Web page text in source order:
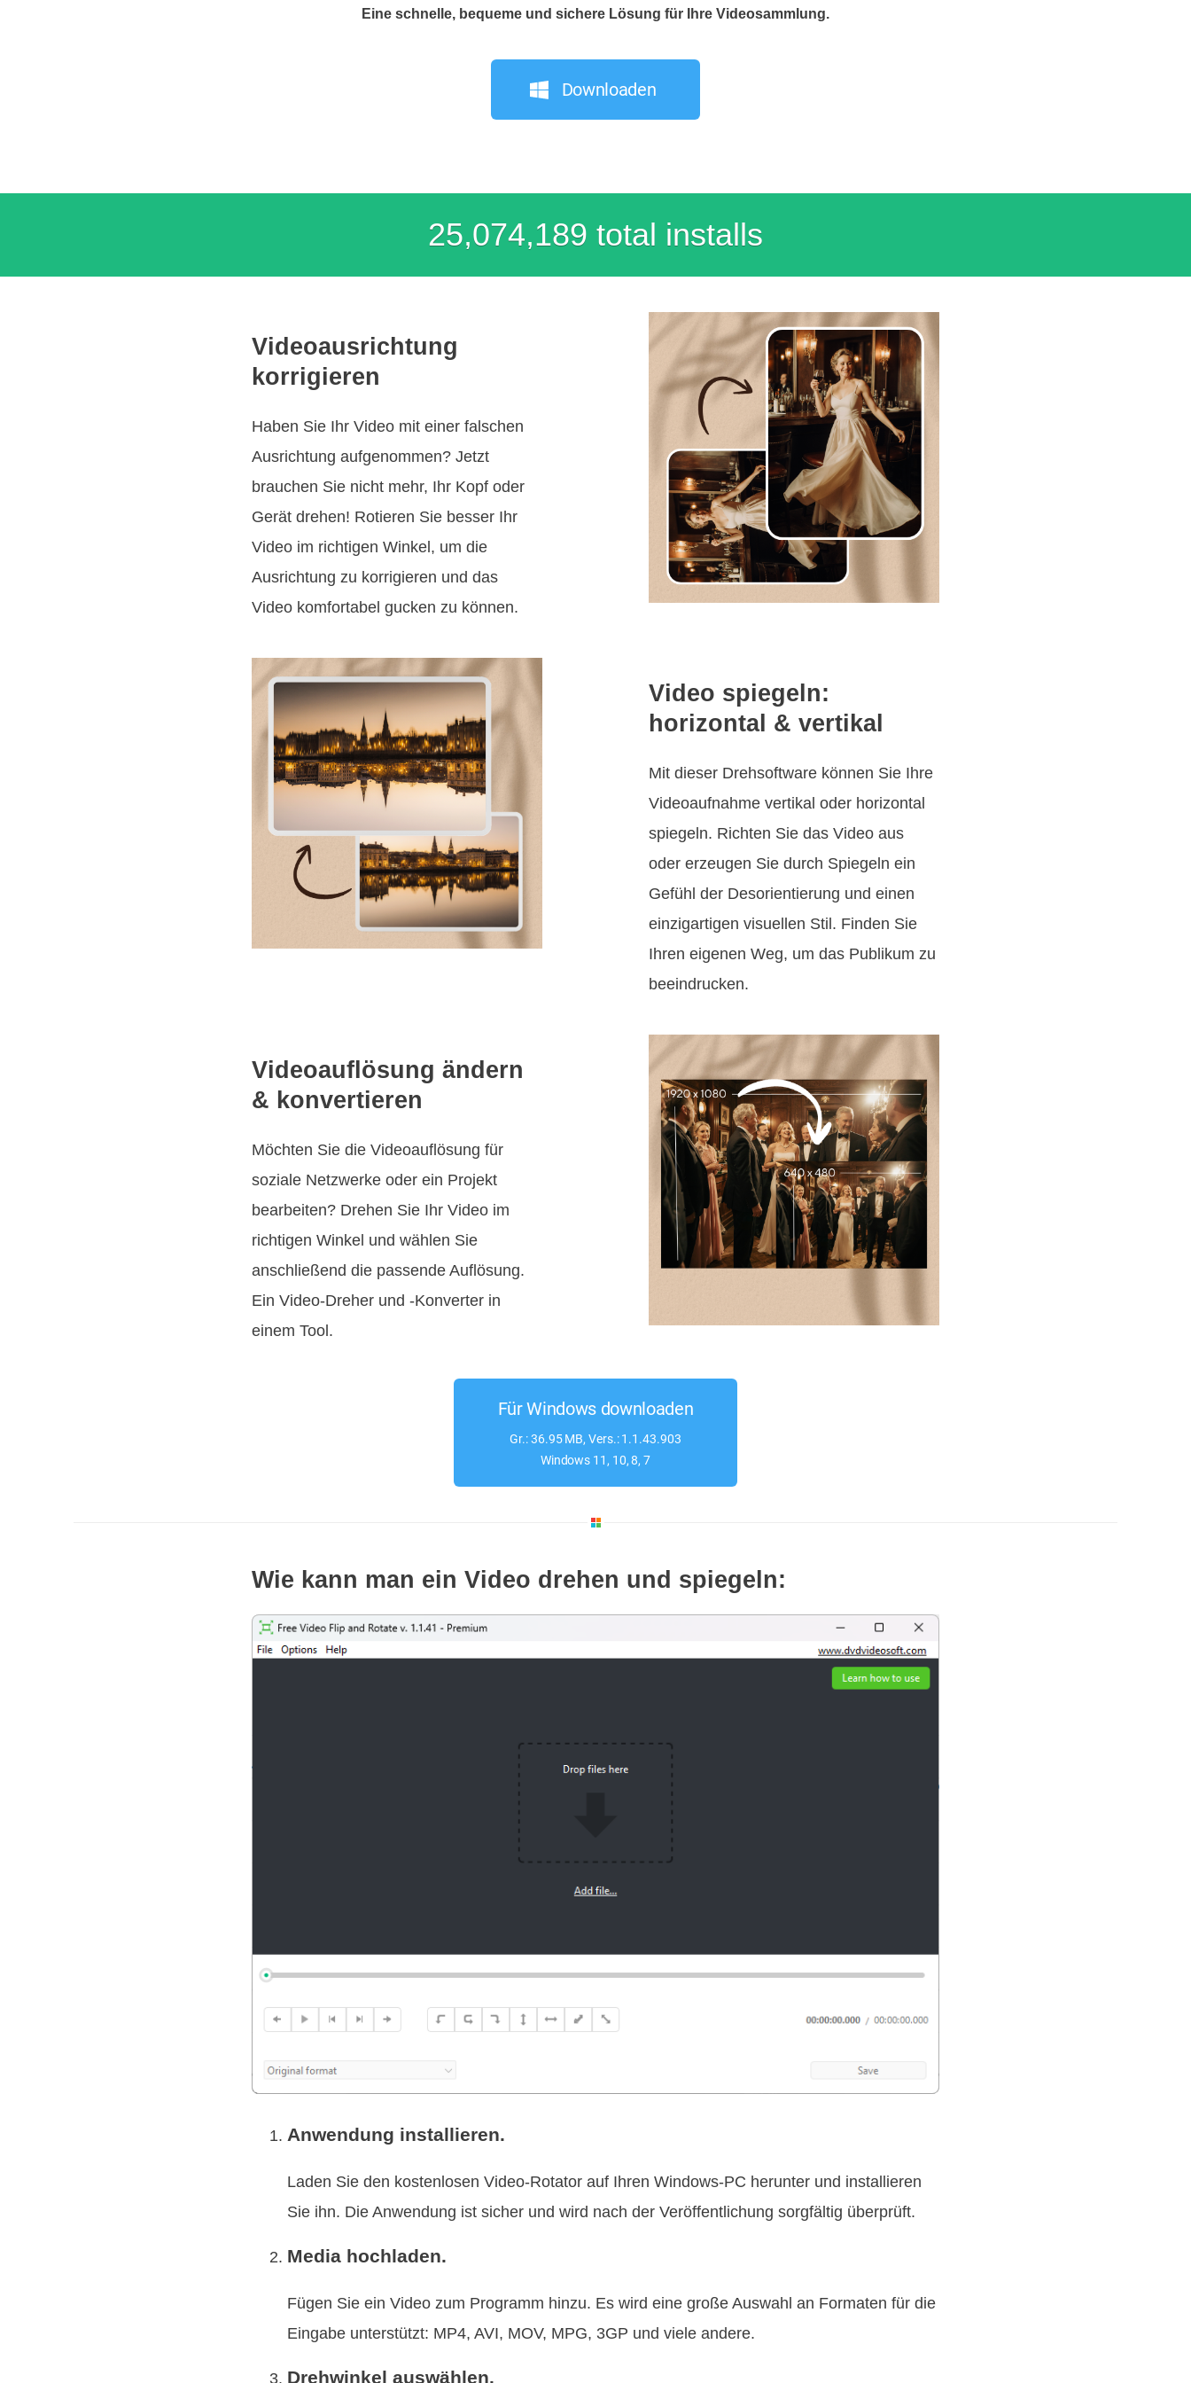
Eine schnelle, bequeme und sichere Lösung für Ihre Videosammlung.
Downloaden
25,074,189 total installs
Videoausrichtung
korrigieren
Haben Sie Ihr Video mit einer falschen
Ausrichtung aufgenommen? Jetzt
brauchen Sie nicht mehr, Ihr Kopf oder
Gerät drehen! Rotieren Sie besser Ihr
Video im richtigen Winkel, um die
Ausrichtung zu korrigieren und das
Video komfortabel gucken zu können.
Video spiegeln:
horizontal & vertikal
Mit dieser Drehsoftware können Sie Ihre
Videoaufnahme vertikal oder horizontal
spiegeln. Richten Sie das Video aus
oder erzeugen Sie durch Spiegeln ein
Gefühl der Desorientierung und einen
einzigartigen visuellen Stil. Finden Sie
Ihren eigenen Weg, um das Publikum zu
beeindrucken.
Videoauflösung ändern
& konvertieren
Möchten Sie die Videoauflösung für
soziale Netzwerke oder ein Projekt
bearbeiten? Drehen Sie Ihr Video im
richtigen Winkel und wählen Sie
anschließend die passende Auflösung.
Ein Video-Dreher und -Konverter in
einem Tool.
Für Windows downloaden
Gr.: 36.95 MB, Vers.: 1.1.43.903
Windows 11, 10, 8, 7
Wie kann man ein Video drehen und spiegeln:
Anwendung installieren.
Laden Sie den kostenlosen Video-Rotator auf Ihren Windows-PC herunter und installieren
Sie ihn. Die Anwendung ist sicher und wird nach der Veröffentlichung sorgfältig überprüft.
Media hochladen.
Fügen Sie ein Video zum Programm hinzu. Es wird eine große Auswahl an Formaten für die
Eingabe unterstützt: MP4, AVI, MOV, MPG, 3GP und viele andere.
Drehwinkel auswählen.